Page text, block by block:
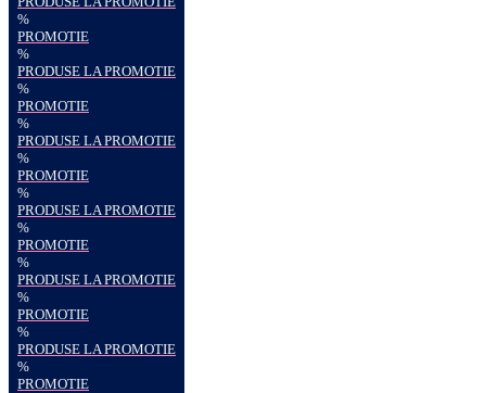
%
PROMOTIE
%
PRODUSE LA PROMOTIE
%
PROMOTIE
%
PRODUSE LA PROMOTIE
%
PROMOTIE
%
PRODUSE LA PROMOTIE
%
PROMOTIE
%
PRODUSE LA PROMOTIE
%
PROMOTIE
%
PRODUSE LA PROMOTIE
%
PROMOTIE